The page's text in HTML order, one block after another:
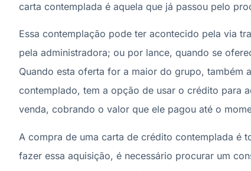
carta contemplada é aquela que já passou pelo
Essa contemplação pode ter acontecido pela via
pela administradora; ou por lance, quando se
Quando esta oferta for a maior do grupo, também
contemplado, tem a opção de usar o crédito para
venda, cobrando o valor que ele pagou até o
A compra de uma carta de crédito contemplada é
fazer essa aquisição, é necessário procurar um